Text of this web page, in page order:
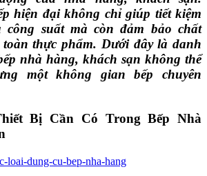
hiện đại không chỉ giúp tiết kiệm
suất mà còn đảm bảo chất
thực phẩm. Dưới đây là danh
nhà hàng, khách sạn không thể
một không gian bếp chuyên
Bị Cần Có Trong Bếp Nhà